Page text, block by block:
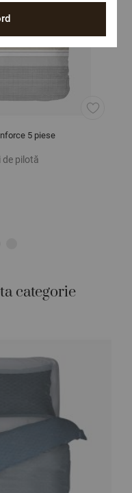
5 piese
de pilotă
categorie